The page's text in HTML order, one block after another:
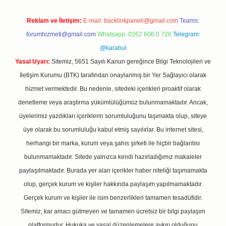
Reklam ve İletişim: E-mail: backlinkpaneli@gmail.com Teams:
forumhizmeti@gmail.com Whatsapp: 0262 606 0 726 Telegram:
@karabul
Yasal Uyarı: Sitemiz, 5651 Sayılı Kanun gereğince Bilgi Teknolojileri ve
İletişim Kurumu (BTK) tarafından onaylanmış bir Yer Sağlayıcı olarak
hizmet vermektedir. Bu nedenle, sitedeki içerikleri proaktif olarak
denetleme veya araştırma yükümlülüğümüz bulunmamaktadır. Ancak,
üyelerimiz yazdıkları içeriklerin sorumluluğunu taşımakta olup, siteye
üye olarak bu sorumluluğu kabul etmiş sayılırlar. Bu internet sitesi,
herhangi bir marka, kurum veya şahıs şirketi ile hiçbir bağlantısı
bulunmamaktadır. Sitede yalnızca kendi hazırladığımız makaleler
paylaşılmaktadır. Burada yer alan içerikler haber niteliği taşımamakta
olup, gerçek kurum ve kişiler hakkında paylaşım yapılmamaktadır.
Gerçek kurum ve kişiler ile isim benzerlikleri tamamen tesadüfidir.
Sitemiz, kar amacı gütmeyen ve tamamen ücretsiz bir bilgi paylaşım